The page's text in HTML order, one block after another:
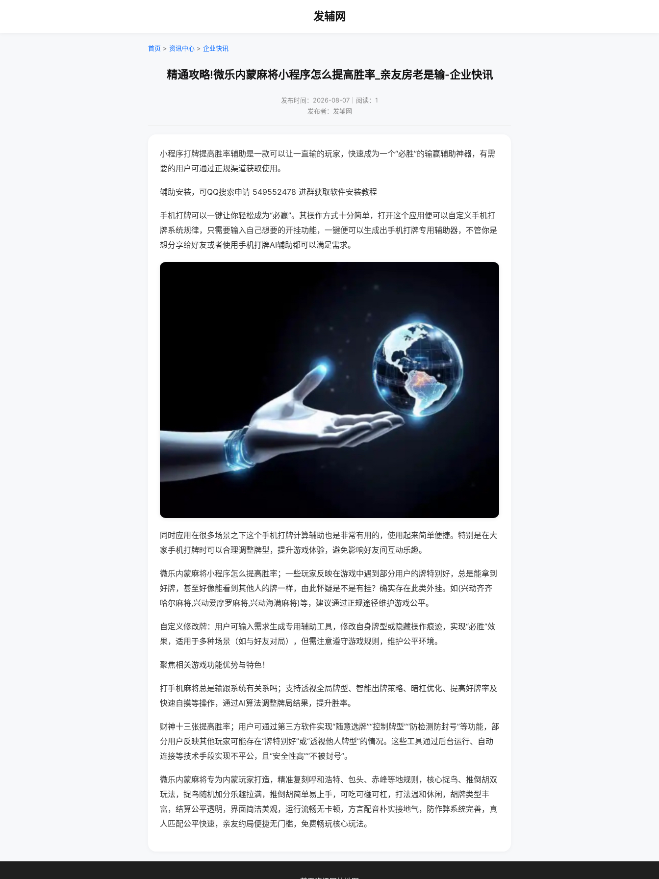
发辅网
首页 > 资讯中心 > 企业快讯
精通攻略!微乐内蒙麻将小程序怎么提高胜率_亲友房老是输-企业快讯
发布时间：2026-08-07｜阅读：1
发布者：发辅网
小程序打牌提高胜率辅助是一款可以让一直输的玩家，快速成为一个“必胜”的输赢辅助神器，有需
要的用户可通过正规渠道获取使用。
辅助安装，可QQ搜索申请 549552478 进群获取软件安装教程
手机打牌可以一键让你轻松成为“必赢”。其操作方式十分简单，打开这个应用便可以自定义手机打
牌系统规律，只需要输入自己想要的开挂功能，一键便可以生成出手机打牌专用辅助器，不管你是
想分享给好友或者使用手机打牌AI辅助都可以满足需求。
同时应用在很多场景之下这个手机打牌计算辅助也是非常有用的，使用起来简单便捷。特别是在大
家手机打牌时可以合理调整牌型，提升游戏体验，避免影响好友间互动乐趣。
微乐内蒙麻将小程序怎么提高胜率；一些玩家反映在游戏中遇到部分用户的牌特别好，总是能拿到
好牌，甚至好像能看到其他人的牌一样，由此怀疑是不是有挂？确实存在此类外挂。如(兴动齐齐
哈尔麻将,兴动爱摩罗麻将,兴动海满麻将)等，建议通过正规途径维护游戏公平。
自定义修改牌：用户可输入需求生成专用辅助工具，修改自身牌型或隐藏操作痕迹，实现“必胜”效
果，适用于多种场景（如与好友对局），但需注意遵守游戏规则，维护公平环境。
聚焦相关游戏功能优势与特色！
打手机麻将总是输跟系统有关系吗；支持透视全局牌型、智能出牌策略、暗杠优化、提高好牌率及
快速自摸等操作，通过AI算法调整牌局结果，提升胜率。
财神十三张提高胜率；用户可通过第三方软件实现“随意选牌”“控制牌型”“防检测防封号”等功能，部
分用户反映其他玩家可能存在“牌特别好”或“透视他人牌型”的情况。这些工具通过后台运行、自动
连接等技术手段实现不平公，且“安全性高”“不被封号”。
微乐内蒙麻将专为内蒙玩家打造，精准复刻呼和浩特、包头、赤峰等地规则，核心捉鸟、推倒胡双
玩法，捉鸟随机加分乐趣拉满，推倒胡简单易上手，可吃可碰可杠，打法温和休闲，胡牌类型丰
富，结算公平透明，界面简洁美观，运行流畅无卡顿，方言配音朴实接地气，防作弊系统完善，真
人匹配公平快速，亲友约局便捷无门槛，免费畅玩核心玩法。